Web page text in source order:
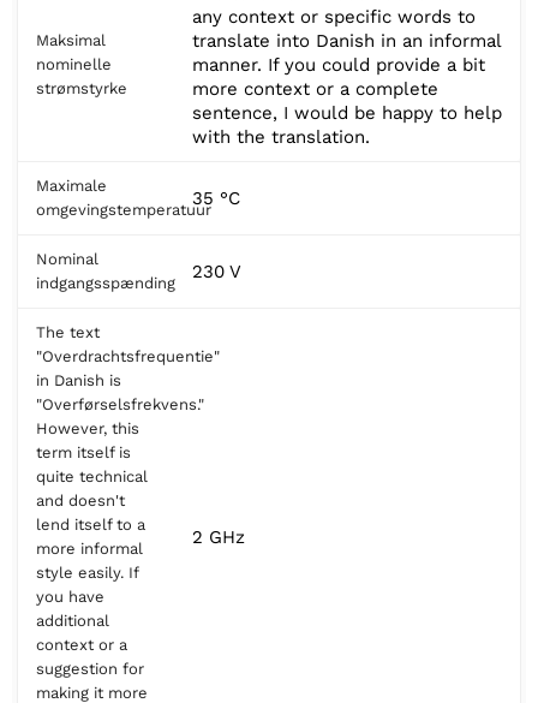
Maksimal
nominelle
strømstyrke
any context or specific words to
translate into Danish in an informal
manner. If you could provide a bit
more context or a complete
sentence, I would be happy to help
with the translation.
Maximale
omgevingstemperatuur
35 °C
Nominal
indgangsspænding
230 V
The text
"Overdrachtsfrequentie"
in Danish is
"Overførselsfrekvens."
However, this
term itself is
quite technical
and doesn't
lend itself to a
more informal
style easily. If
you have
additional
context or a
suggestion for
making it more
2 GHz